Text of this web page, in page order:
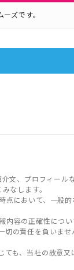
ズです。
文、プロフィール
なします。
において、一般
容の正確性につ
の責任を負いま
も、当社の故意